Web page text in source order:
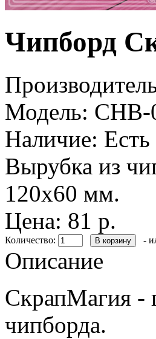
Чипборд
Модель: CHB-
Наличие:
Вырубка из
120x60 мм.
Цена: 81 р.
Количество: -
Описание
СкрапМагия -
чипборда.